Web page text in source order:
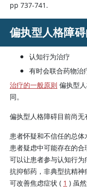
pp 737-741.
偏执型人格障
认知行为治疗
有时会联合药物治
治疗的一般原则 偏执型
同。
偏执型人格障碍目前尚无
患者怀疑和不信任的总
患者疑虑中可能存在的
可以让患者参与认知行
抗抑郁药，非典型抗精
可改善焦虑症状 ( 1 ) 虽